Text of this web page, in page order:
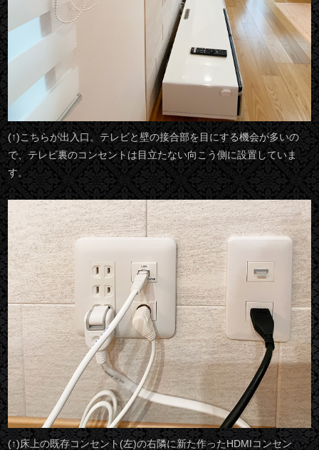
(↑)こちらが出入口。テレビと壁の接合部を目にする機会が多いの
で、テレビ裏のコンセントは目立たない向こう側に設置していま
す。
(↑)床上の既存コンセント(左)の右隣に新た作ったHDMIコンセン